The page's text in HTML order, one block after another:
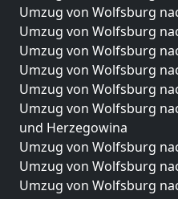
Umzug von Wolfsburg
Umzug von Wolfsburg
Umzug von Wolfsburg
Umzug von Wolfsburg
Umzug von Wolfsburg
Umzug von Wolfsburg
und Herzegowina
Umzug von Wolfsburg
Umzug von Wolfsburg
Umzug von Wolfsburg